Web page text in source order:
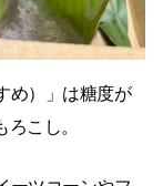
め）」は糖度が
こし。